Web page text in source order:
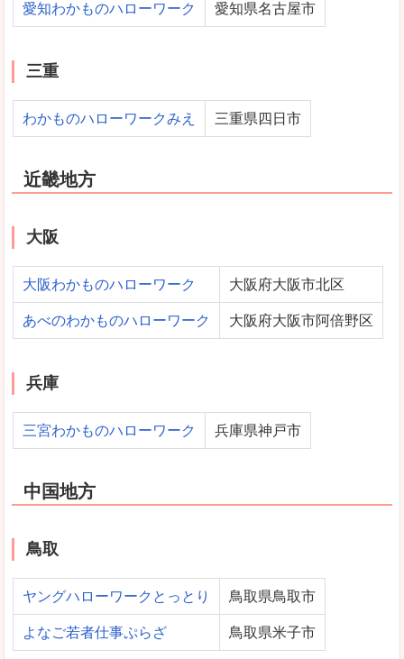
愛知わかものハローワーク 愛知県名古屋市
三重
わかものハローワークみえ 三重県四日市
近畿地方
大阪
大阪わかものハローワーク 大阪府大阪市北区
あべのわかものハローワーク 大阪府大阪市阿倍野区
兵庫
三宮わかものハローワーク 兵庫県神戸市
中国地方
鳥取
ヤングハローワークとっとり 鳥取県鳥取市
よなご若者仕事ぷらざ 鳥取県米子市